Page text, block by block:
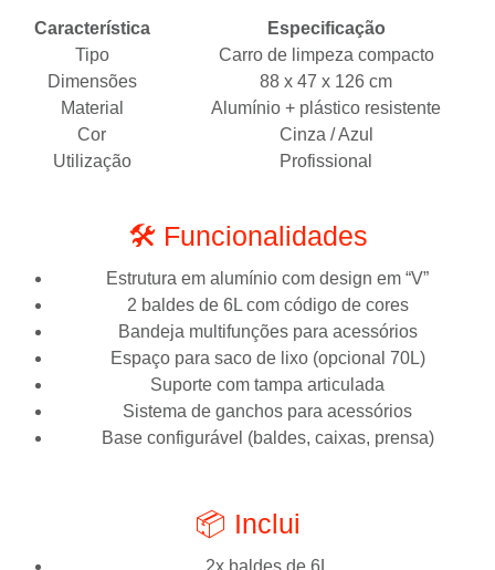
Característica
Especificação
Tipo
Carro de limpeza compacto
Dimensões
88 x 47 x 126 cm
Material
Alumínio + plástico resistente
Cor
Cinza / Azul
Utilização
Profissional
🛠️ Funcionalidades
Estrutura em alumínio com design em “V”
2 baldes de 6L com código de cores
Bandeja multifunções para acessórios
Espaço para saco de lixo (opcional 70L)
Suporte com tampa articulada
Sistema de ganchos para acessórios
Base configurável (baldes, caixas, prensa)
📦 Inclui
2x baldes de 6L